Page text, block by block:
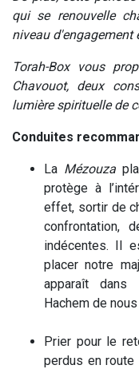
qui se renouvelle
niveau d'engagement
Torah-Box vous
Chavouot, deux
lumière spirituelle de
Conduites
La Mézouza
protège à
effet, sortir de
confrontation,
indécentes. Il
placer notre
apparaît dans
Hachem de
Prier pour le
perdus en route